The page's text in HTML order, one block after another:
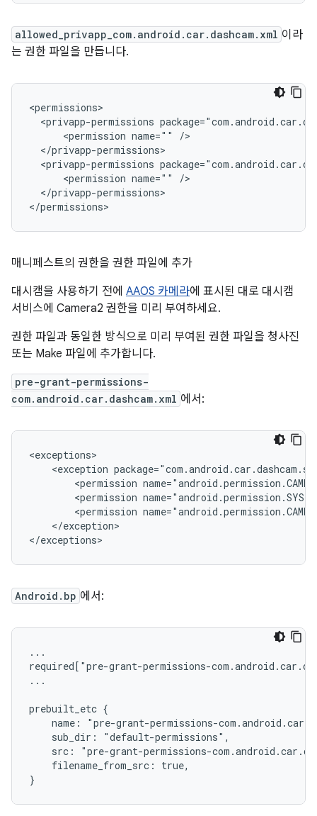
allowed_privapp_com.android.car.dashcam.xml 이라
는 권한 파일을 만듭니다.
<privapp-permissions
<permission name=""
<privapp-permissions
<permission name=""
</privapp-permissions>
매니페스트의 권한을 권한 파일에 추가
대시캠을 사용하기 전에 AAOS 카메라에 표시된 대로 대시캠
서비스에 Camera2 권한을 미리 부여하세요.
권한 파일과 동일한 방식으로 미리 부여된 권한 파일을 청사진
또는 Make 파일에 추가합니다.
pre-grant-permissions-
com.android.car.dashcam.xml 에서:
<exception
<permission
<permission
<permission
</exception>
Android.bp 에서:
...
required["pre-grant-permissions-
...
prebuilt_etc {
name: "pre-grant-permissions-
    sub_dir: "default-permissions",
src: "pre-grant-permissions-
    filename_from_src: true,
}